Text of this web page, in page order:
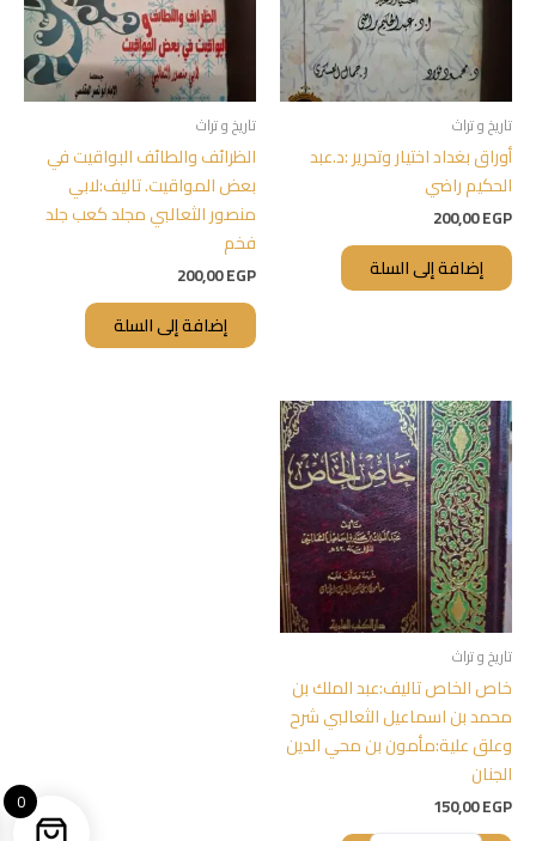
تاريخ و تراث
أوراق بغداد اختيار وتحرير :د.عبد
الحكيم راضي
200,00EGP
إضافة إلى السلة
تاريخ و تراث
الظرائف والطائف البواقيت في
بعض المواقيت. تاليف:لابي
منصور الثعالبي مجلد كعب جلد
فخم
200,00EGP
إضافة إلى السلة
تاريخ و تراث
خاص الخاص تاليف:عبد الملك بن
محمد بن اسماعيل الثعالبي شرح
وعلق علية:مأمون بن محي الدين
الجنان
150,00EGP
0